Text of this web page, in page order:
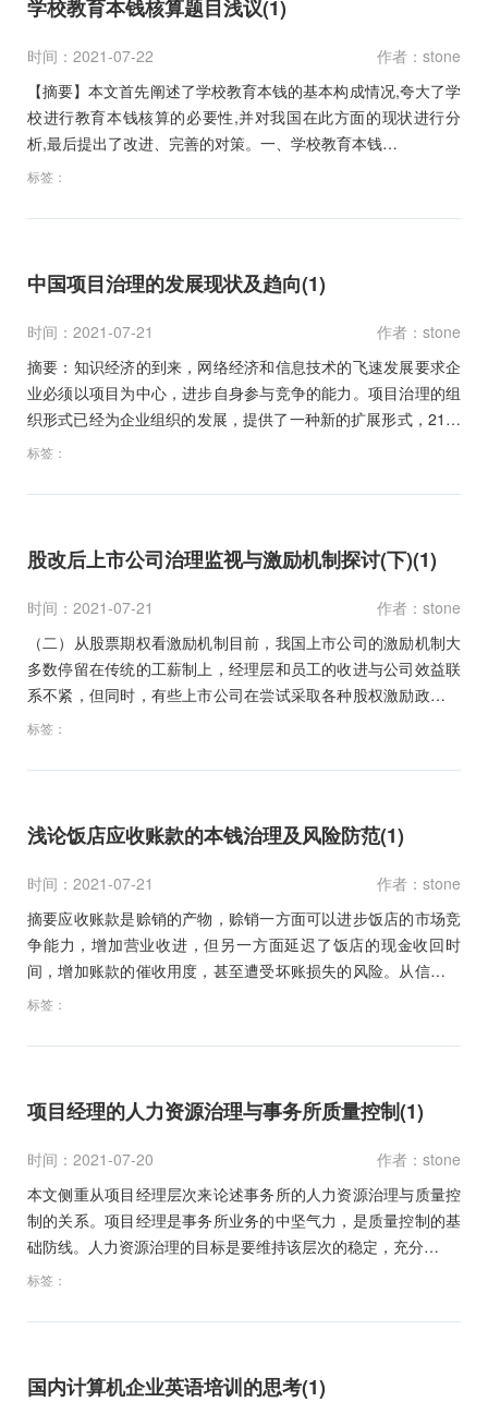
学校教育本钱核算题目浅议(1)
时间：2021-07-22
作者：stone
【摘要】本文首先阐述了学校教育本钱的基本构成情况,夸大了学
校进行教育本钱核算的必要性,并对我国在此方面的现状进行分
析,最后提出了改进、完善的对策。一、学校教育本钱…
标签：
中国项目治理的发展现状及趋向(1)
时间：2021-07-21
作者：stone
摘要：知识经济的到来，网络经济和信息技术的飞速发展要求企
业必须以项目为中心，进步自身参与竞争的能力。项目治理的组
织形式已经为企业组织的发展，提供了一种新的扩展形式，21世
纪…
标签：
股改后上市公司治理监视与激励机制探讨(下)(1)
时间：2021-07-21
作者：stone
（二）从股票期权看激励机制目前，我国上市公司的激励机制大
多数停留在传统的工薪制上，经理层和员工的收进与公司效益联
系不紧，但同时，有些上市公司在尝试采取各种股权激励政策，
如员工…
标签：
浅论饭店应收账款的本钱治理及风险防范(1)
时间：2021-07-21
作者：stone
摘要应收账款是赊销的产物，赊销一方面可以进步饭店的市场竞
争能力，增加营业收进，但另一方面延迟了饭店的现金收回时
间，增加账款的催收用度，甚至遭受坏账损失的风险。从信用政
策的…
标签：
项目经理的人力资源治理与事务所质量控制(1)
时间：2021-07-20
作者：stone
本文侧重从项目经理层次来论述事务所的人力资源治理与质量控
制的关系。项目经理是事务所业务的中坚气力，是质量控制的基
础防线。人力资源治理的目标是要维持该层次的稳定，充分…
标签：
国内计算机企业英语培训的思考(1)